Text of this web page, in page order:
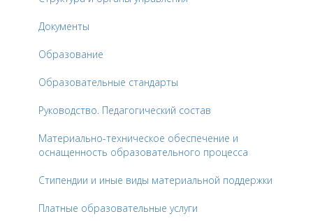
Документы
Образование
Образовательные стандарты
Руководство. Педагогический состав
Материально-техническое обеспечение и
оснащенность образовательного процесса
Стипендии и иные виды материальной поддержки
Платные образовательные услуги